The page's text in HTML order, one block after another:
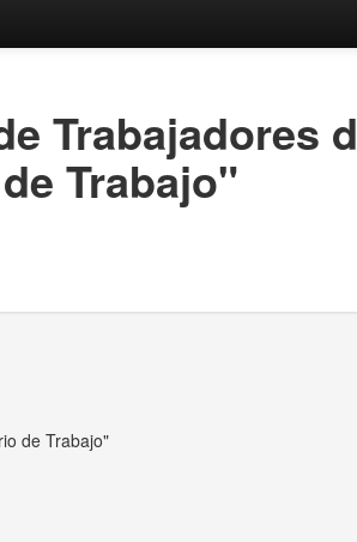
Trabajadores
Trabajo"
de Trabajo"